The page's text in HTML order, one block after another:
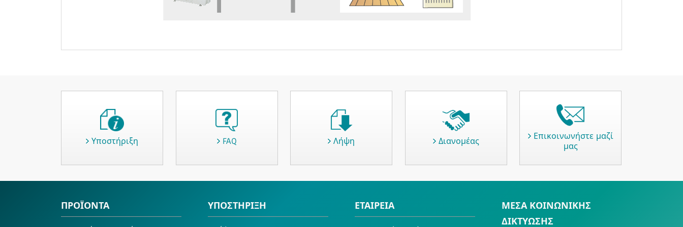
Υποστήριξη FAQ Λήψη Διανομέας
Επικοινωνήστε μαζί
μας
ΠΡΟΪΟΝΤΑ ΥΠΟΣΤΗΡΙΞΗ ΕΤΑΙΡΕΙΑ
ΜΕΣΑ ΚΟΙΝΩΝΙΚΗΣ
ΔΙΚΤΥΩΣΗΣ